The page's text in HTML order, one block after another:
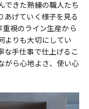
できた熟練の職人たち
あげていく様子を見る
視のライン生産から
よりも大切にしてい
な手仕事で仕上げるこ
がら心地よさ、使い心